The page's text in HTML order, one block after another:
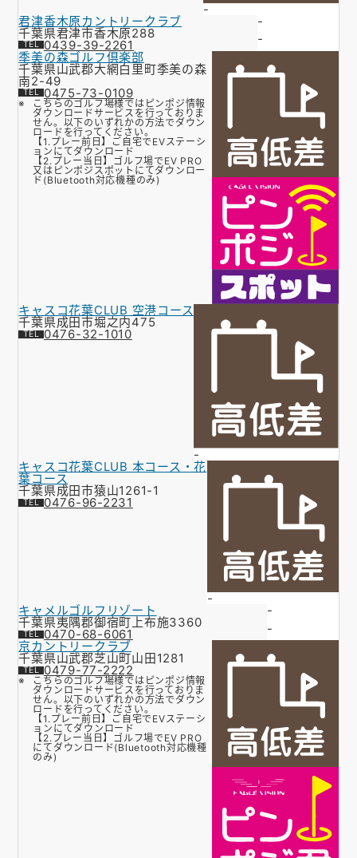
-
君津香木原カントリークラブ
千葉県君津市香木原288
0439-39-2261
-
-
季美の森ゴルフ倶楽部
千葉県山武郡大網白里町季美の森
南2-49
0475-73-0109
こちらのゴルフ場様ではピンポジ情報
ダウンロードサービスを行っておりま
せん。以下のいずれかの方法でダウン
ロードを行ってください。
【1.プレー前日】ご自宅でEVステーシ
ョンにてダウンロード
【2.プレー当日】ゴルフ場でEV PRO
又はピンポジスポットにてダウンロー
ド(Bluetooth対応機種のみ)
キャスコ花葉CLUB 空港コース
千葉県成田市堀之内475
0476-32-1010
-
キャスコ花葉CLUB 本コース・花
葉コース
千葉県成田市猿山1261-1
0476-96-2231
-
キャメルゴルフリゾート
千葉県夷隅郡御宿町上布施3360
0470-68-6061
-
-
京カントリークラブ
千葉県山武郡芝山町山田1281
0479-77-2222
こちらのゴルフ場様ではピンポジ情報
ダウンロードサービスを行っておりま
せん。以下のいずれかの方法でダウン
ロードを行ってください。
【1.プレー前日】ご自宅でEVステーシ
ョンにてダウンロード
【2.プレー当日】ゴルフ場でEV PRO
にてダウンロード(Bluetooth対応機種
のみ)